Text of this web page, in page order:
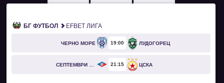
БГ ФУТБОЛ EFBET ЛИГА
ЧЕРНО МОРЕ 19 00 ЛУДОГОРЕЦ
21 15 ЦСКА